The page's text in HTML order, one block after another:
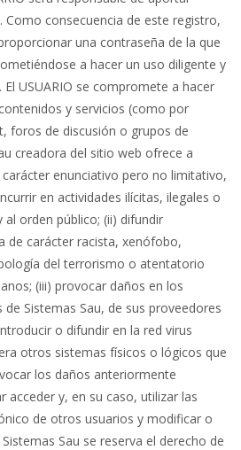
consecuencia de este registro,
una contraseña de la que
a hacer un uso diligente y
USUARIO se compromete a hacer
y servicios (como por
foros de discusión o grupos de
creadora del sitio web ofrece a
enunciativo pero no limitativo,
en actividades ilícitas, ilegales o
orden público; (ii) difundir
de carácter racista, xenófobo,
del terrorismo o atentatorio
(iii) provocar daños en los
Sistemas Sau, de sus proveedores
o difundir en la red virus
otros sistemas físicos o lógicos que
los daños anteriormente
acceder y, en su caso, utilizar las
de otros usuarios y modificar o
Sau se reserva el derecho de